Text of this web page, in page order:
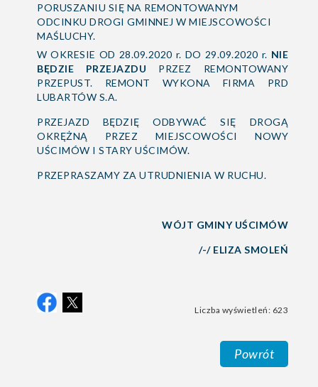
PORUSZANIU SIĘ NA REMONTOWANYM
ODCINKU DROGI GMINNEJ W MIEJSCOWOŚCI
MAŚLUCHY.
W OKRESIE OD 28.09.2020 r. DO 29.09.2020 r. NIE
BĘDZIE PRZEJAZDU PRZEZ REMONTOWANY
PRZEPUST. REMONT WYKONA FIRMA PRD
LUBARTÓW S.A.
PRZEJAZD BĘDZIĘ ODBYWAĆ SIĘ DROGĄ
OKRĘŻNĄ PRZEZ MIEJSCOWOŚCI NOWY
UŚCIMÓW I STARY UŚCIMÓW.
PRZEPRASZAMY ZA UTRUDNIENIA W RUCHU.
WÓJT GMINY UŚCIMÓW
/-/ ELIZA SMOLEŃ
Liczba wyświetleń: 623
Powrót